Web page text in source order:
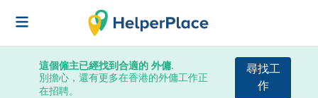
這個僱主已經找到合適的 外傭.
別擔心，還有更多在香港的外傭工作正
在招聘。
尋找工
作